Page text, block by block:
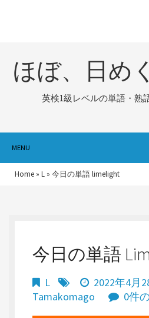
ほぼ、日め
英検1級レベルの単語・熟
MENU
Home » L » 今日の単語 limelight
今日の単語
L
2022年4月
Tamakomago
0件